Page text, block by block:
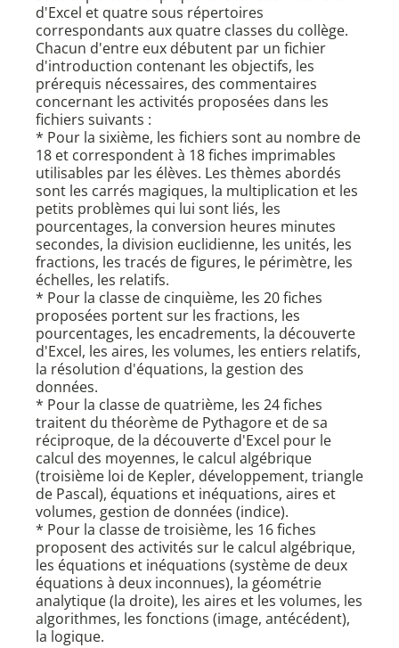
d'Excel et quatre sous répertoires
correspondants aux quatre classes du collège.
Chacun d'entre eux débutent par un fichier
d'introduction contenant les objectifs, les
prérequis nécessaires, des commentaires
concernant les activités proposées dans les
fichiers suivants :
* Pour la sixième, les fichiers sont au nombre de
18 et correspondent à 18 fiches imprimables
utilisables par les élèves. Les thèmes abordés
sont les carrés magiques, la multiplication et les
petits problèmes qui lui sont liés, les
pourcentages, la conversion heures minutes
secondes, la division euclidienne, les unités, les
fractions, les tracés de figures, le périmètre, les
échelles, les relatifs.
* Pour la classe de cinquième, les 20 fiches
proposées portent sur les fractions, les
pourcentages, les encadrements, la découverte
d'Excel, les aires, les volumes, les entiers relatifs,
la résolution d'équations, la gestion des
données.
* Pour la classe de quatrième, les 24 fiches
traitent du théorème de Pythagore et de sa
réciproque, de la découverte d'Excel pour le
calcul des moyennes, le calcul algébrique
(troisième loi de Kepler, développement, triangle
de Pascal), équations et inéquations, aires et
volumes, gestion de données (indice).
* Pour la classe de troisième, les 16 fiches
proposent des activités sur le calcul algébrique,
les équations et inéquations (système de deux
équations à deux inconnues), la géométrie
analytique (la droite), les aires et les volumes, les
algorithmes, les fonctions (image, antécédent),
la logique.